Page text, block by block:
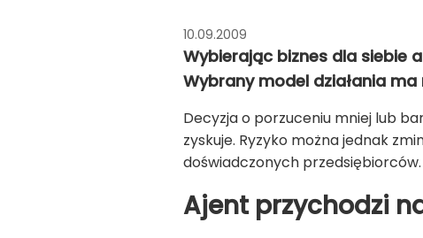
10.09.2009
Wybierając biznes dla siebie
Wybrany model działania
Decyzja o porzuceniu mniej lub
zyskuje. Ryzyko można jednak
doświadczonych
Ajent przychodzi